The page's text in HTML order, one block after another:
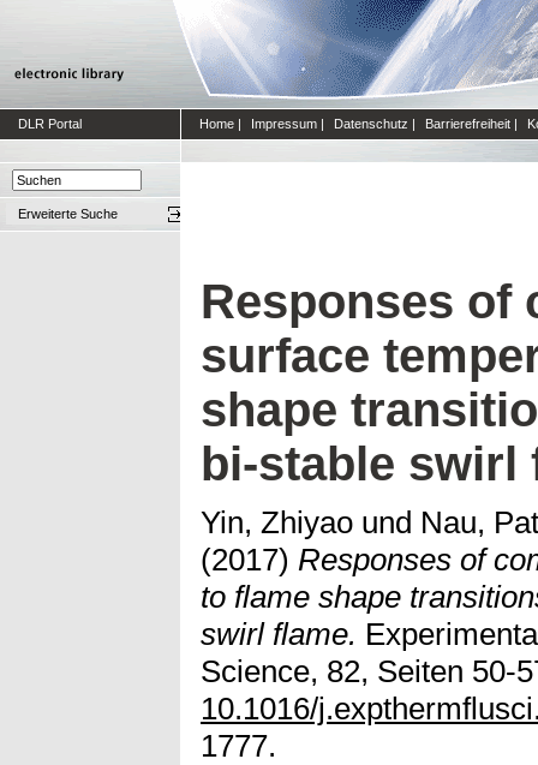
DLR Portal Home | Impressum | Datenschutz | Barrierefreiheit |
Erweiterte Suche
Responses of
surface
shape
bi-stable swirl
Yin, Zhiyao und Nau,
(2017) Responses of
to flame shape
swirl flame.
Science, 82, Seiten 50-
10.1016/
1777.